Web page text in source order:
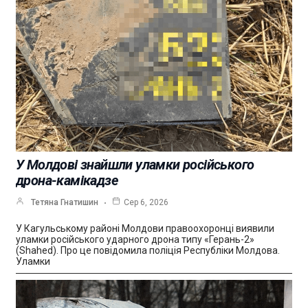
У Молдові знайшли уламки російського
дрона-камікадзе
Тетяна Гнатишин Сер 6, 2026
У Кагульському районі Молдови правоохоронці виявили
уламки російського ударного дрона типу «Герань-2»
(Shahed). Про це повідомила поліція Республіки Молдова.
Уламки